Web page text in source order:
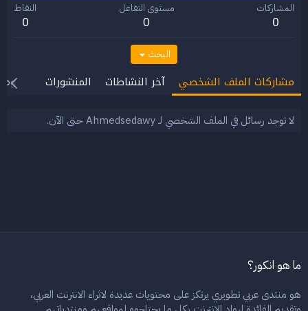
المشاركات
0
مستوى التفاعل
0
النقاط
0
البحث
مشاركات الملف الشخصي آخر النشاطات المنشورات
لا توجد رسائل في الملف الشخصي لـ Ahmedsedawy حتى الآن.
ما هو انكور؟
هو منتدى عربي تطويري يرتكز على محتويات عديدة لاثراء الانترنت العربي،